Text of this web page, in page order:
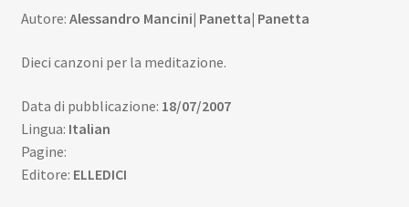
Don Boscooriginale
12,00€.
attuale
11,40€.
Autore: Alessandro Mancini| Panetta| Panetta
Dieci canzoni per la meditazione.
Data di pubblicazione: 18/07/2007
Lingua: Italian
Pagine:
Editore: ELLEDICI